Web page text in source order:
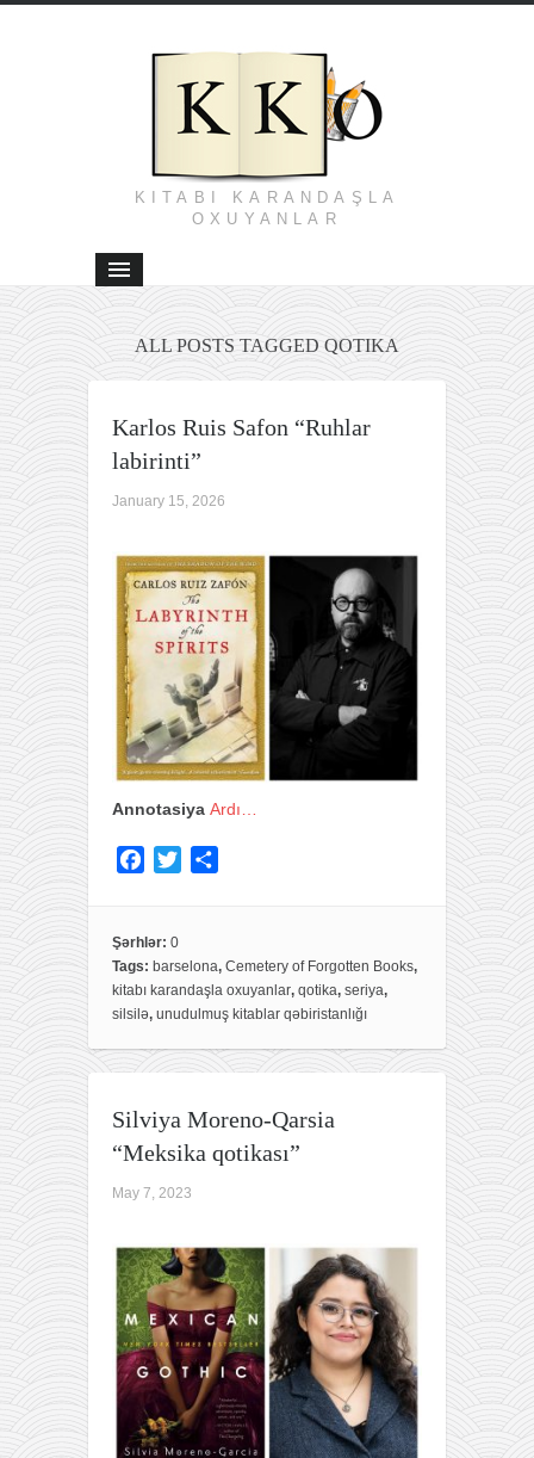
KITABI KARANDAŞLA
OXUYANLAR
ALL POSTS TAGGED QOTIKA
Karlos Ruis Safon “Ruhlar
labirinti”
January 15, 2026
Annotasiya Ardı…
e
b
o
o
k
t
e
r
e
Şərhlər: 0
Tags: barselona, Cemetery of Forgotten Books,
kitabı karandaşla oxuyanlar, qotika, seriya,
silsilə, unudulmuş kitablar qəbiristanlığı
Silviya Moreno-Qarsia
“Meksika qotikası”
May 7, 2023